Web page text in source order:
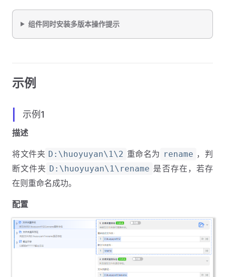
组件同时安装多版本操作提示
示例
示例1
描述
将文件夹 D:\huoyuyan\1\2 重命名为 rename ，判
断文件夹 D:\huoyuyan\1\rename 是否存在，若存
在则重命名成功。
配置